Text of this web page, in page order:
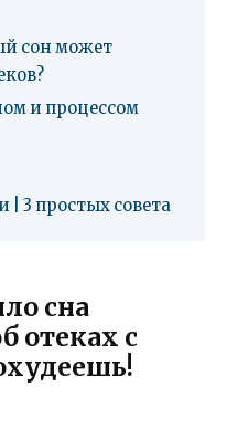
сон может
и процессом
| 3 простых совета
сна
отеках с